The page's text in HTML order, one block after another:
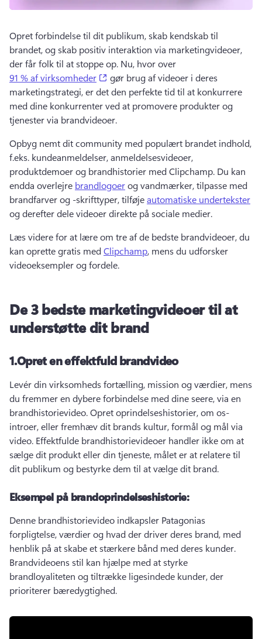
Opret forbindelse til dit publikum, skab kendskab til
brandet, og skab positiv interaktion via marketingvideoer,
der får folk til at stoppe op. Nu, hvor over
91 % af virksomheder
(opens in a new tab)
gør brug af videoer i deres
marketingstrategi, er det den perfekte tid til at konkurrere
med dine konkurrenter ved at promovere produkter og
tjenester via brandvideoer.
Opbyg nemt dit community med populært brandet indhold,
f.eks. kundeanmeldelser, anmeldelsesvideoer,
produktdemoer og brandhistorier med Clipchamp. Du kan
endda overlejre brandlogoer og vandmærker, tilpasse med
brandfarver og -skrifttyper, tilføje automatiske undertekster
og derefter dele videoer direkte på sociale medier.
Læs videre for at lære om tre af de bedste brandvideoer, du
kan oprette gratis med Clipchamp, mens du udforsker
videoeksempler og fordele.
De 3 bedste marketingvideoer til at
understøtte dit brand
1.Opret en effektfuld brandvideo
Levér din virksomheds fortælling, mission og værdier, mens
du fremmer en dybere forbindelse med dine seere, via en
brandhistorievideo. Opret oprindelseshistorier, om os-
introer, eller fremhæv dit brands kultur, formål og mål via
video. Effektfulde brandhistorievideoer handler ikke om at
sælge dit produkt eller din tjeneste, målet er at relatere til
dit publikum og bestyrke dem til at vælge dit brand.
Eksempel på brandoprindelseshistorie:
Denne brandhistorievideo indkapsler Patagonias
forpligtelse, værdier og hvad der driver deres brand, med
Brandvideoens stil kan hjælpe med at styrke
brandloyaliteten og tiltrække ligesindede kunder, der
prioriterer bæredygtighed.